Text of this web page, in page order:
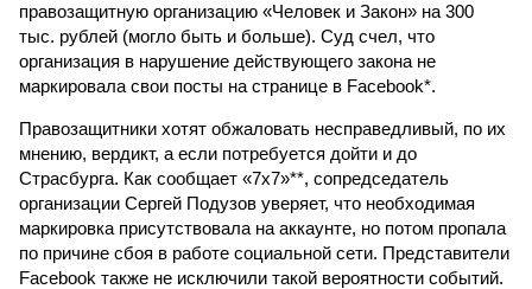
правозащитную организацию «Человек и Закон» на 300
тыс. рублей (могло быть и больше). Суд счел, что
организация в нарушение действующего закона не
маркировала свои посты на странице в Facebook*.
Правозащитники хотят обжаловать несправедливый, по их
мнению, вердикт, а если потребуется дойти и до
Страсбурга. Как сообщает «7х7»**, сопредседатель
организации Сергей Подузов уверяет, что необходимая
маркировка присутствовала на аккаунте, но потом пропала
по причине сбоя в работе социальной сети. Представители
Facebook также не исключили такой вероятности событий.